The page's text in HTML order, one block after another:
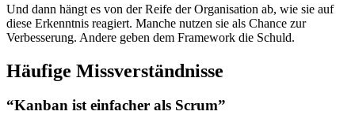
Und dann hängt es von der Reife der Organisation ab, wie sie auf
diese Erkenntnis reagiert. Manche nutzen sie als Chance zur
Verbesserung. Andere geben dem Framework die Schuld.
Häufige Missverständnisse
“Kanban ist einfacher als Scrum”